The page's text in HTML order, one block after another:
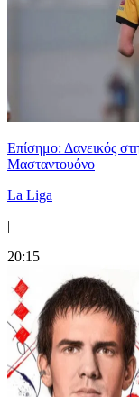
Επίσημο: Δανεικός
Μασταντουόνο
La Liga
|
20:15